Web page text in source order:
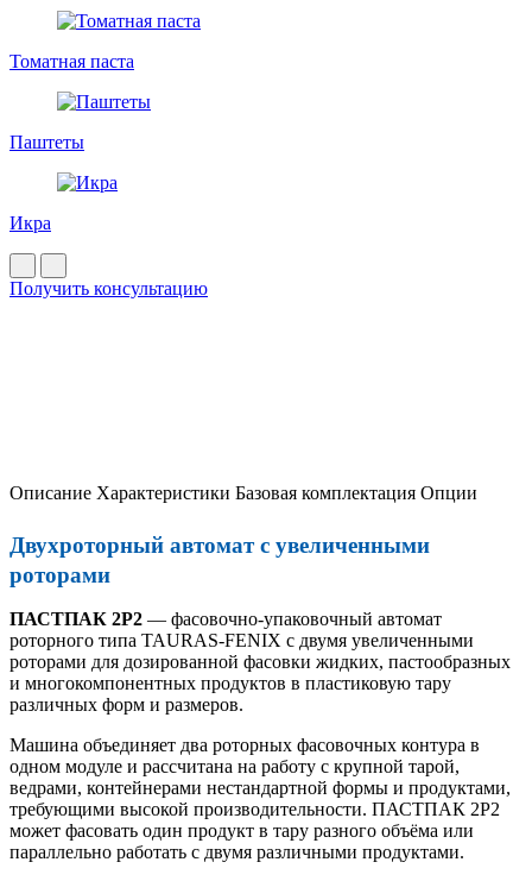
Томатная паста
Паштеты
Икра
Получить консультацию
Описание Характеристики Базовая комплектация Опции
Двухроторный автомат с увеличенными
роторами
ПАСТПАК 2Р2 — фасовочно-упаковочный автомат
роторного типа TAURAS-FENIX с двумя увеличенными
роторами для дозированной фасовки жидких, пастообразных
и многокомпонентных продуктов в пластиковую тару
различных форм и размеров.
Машина объединяет два роторных фасовочных контура в
одном модуле и рассчитана на работу с крупной тарой,
ведрами, контейнерами нестандартной формы и продуктами,
требующими высокой производительности. ПАСТПАК 2Р2
может фасовать один продукт в тару разного объёма или
параллельно работать с двумя различными продуктами.